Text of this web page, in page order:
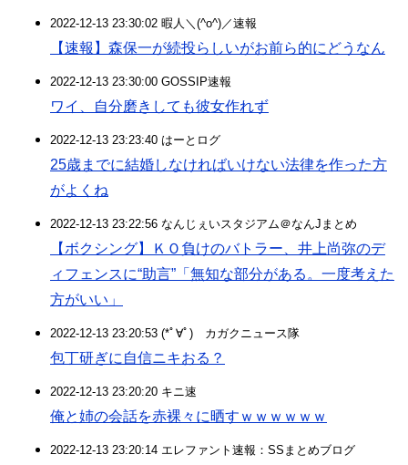
2022-12-13 23:30:02 暇人＼(^o^)／速報
【速報】森保一が続投らしいがお前ら的にどうなん
2022-12-13 23:30:00 GOSSIP速報
ワイ、自分磨きしても彼女作れず
2022-12-13 23:23:40 はーとログ
25歳までに結婚しなければいけない法律を作った方
がよくね
2022-12-13 23:22:56 なんじぇいスタジアム＠なんJまとめ
【ボクシング】ＫＯ負けのバトラー、井上尚弥のデ
ィフェンスに“助言”「無知な部分がある。一度考えた
方がいい」
2022-12-13 23:20:53 (*ﾟ∀ﾟ)ゞカガクニュース隊
包丁研ぎに自信ニキおる？
2022-12-13 23:20:20 キニ速
俺と姉の会話を赤裸々に晒すｗｗｗｗｗｗ
2022-12-13 23:20:14 エレファント速報：SSまとめブログ